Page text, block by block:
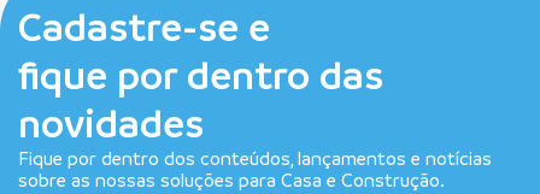
Cadastre-se e
fique por dentro das
novidades
Fique por dentro dos conteúdos, lançamentos e notícias
sobre as nossas soluções para Casa e Construção.